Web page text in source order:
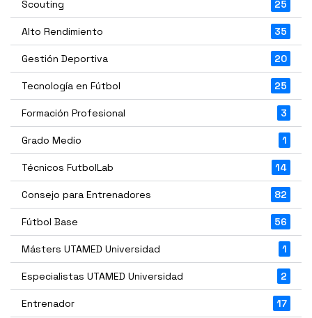
Scouting 25
Alto Rendimiento 35
Gestión Deportiva 20
Tecnología en Fútbol 25
Formación Profesional 3
Grado Medio 1
Técnicos FutbolLab 14
Consejo para Entrenadores 82
Fútbol Base 56
Másters UTAMED Universidad 1
Especialistas UTAMED Universidad 2
Entrenador 17